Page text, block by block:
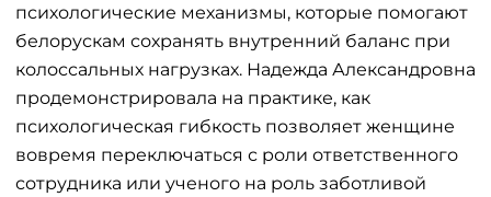
психологические механизмы, которые помогают
белорускам сохранять внутренний баланс при
колоссальных нагрузках. Надежда Александровна
продемонстрировала на практике, как
психологическая гибкость позволяет женщине
вовремя переключаться с роли ответственного
сотрудника или ученого на роль заботливой